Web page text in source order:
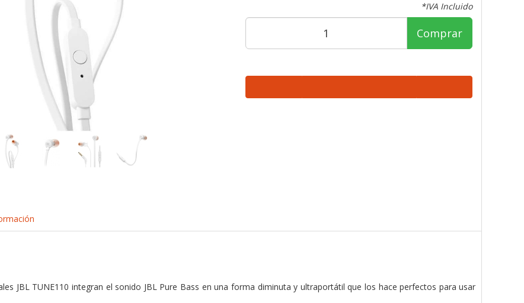
*IVA Incluido
Comprar
JBL TUNE110 integran el sonido JBL Pure Bass en una forma diminuta y ultraportátil que los hace perfectos para usar